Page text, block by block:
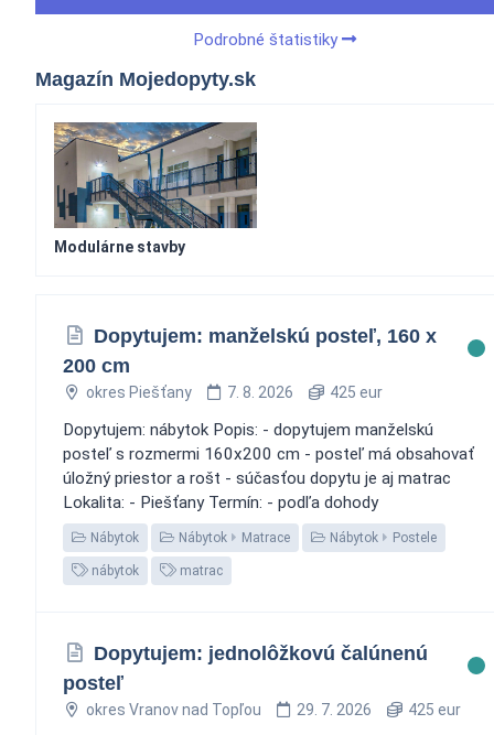
Podrobné štatistiky
Magazín Mojedopyty.sk
Modulárne stavby
Dopytujem: manželskú posteľ, 160 x
200 cm
okres Piešťany 7. 8. 2026 425 eur
Dopytujem: nábytok Popis: - dopytujem manželskú
posteľ s rozmermi 160x200 cm - posteľ má obsahovať
úložný priestor a rošt - súčasťou dopytu je aj matrac
Lokalita: - Piešťany Termín: - podľa dohody
Nábytok Nábytok Matrace Nábytok Postele
nábytok matrac
Dopytujem: jednolôžkovú čalúnenú
posteľ
okres Vranov nad Topľou 29. 7. 2026 425 eur